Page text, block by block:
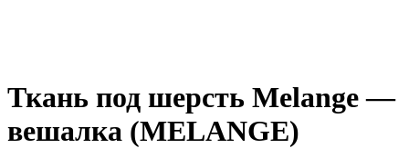
Ткань под шерсть Melange —
вешалка (MELANGE)